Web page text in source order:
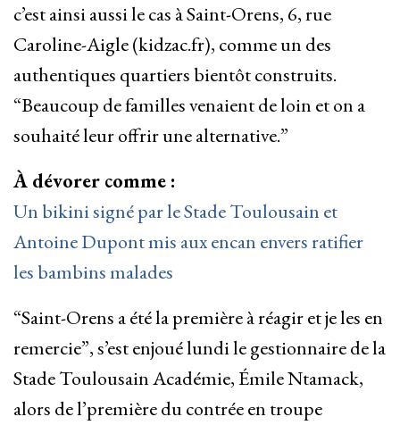
c’est ainsi aussi le cas à Saint-Orens, 6, rue
Caroline-Aigle (kidzac.fr), comme un des
authentiques quartiers bientôt construits.
“Beaucoup de familles venaient de loin et on a
souhaité leur offrir une alternative.”
À dévorer comme :
Un bikini signé par le Stade Toulousain et
Antoine Dupont mis aux encan envers ratifier
les bambins malades
“Saint-Orens a été la première à réagir et je les en
remercie”, s’est enjoué lundi le gestionnaire de la
Stade Toulousain Académie, Émile Ntamack,
alors de l’première du contrée en troupe